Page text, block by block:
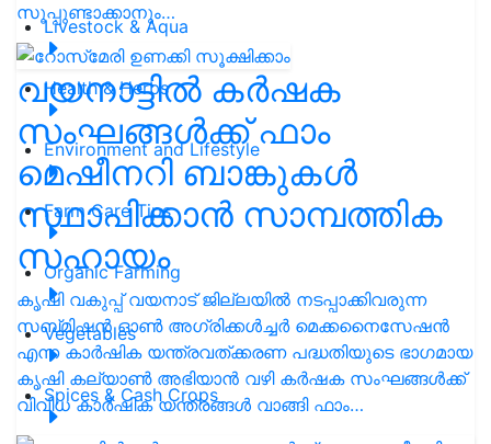
Livestock & Aqua
Health & Herbs
Environment and Lifestyle
Farm Care Tips
Organic Farming
Vegetables
Spices & Cash Crops
സൂപ്പുണ്ടാക്കാനും…
വയനാട്ടിൽ കർഷക
സംഘങ്ങൾക്ക് ഫാം
മെഷീനറി ബാങ്കുകൾ
സ്ഥാപിക്കാൻ സാമ്പത്തിക
സഹായം
കൃഷി വകുപ്പ് വയനാട് ജില്ലയിൽ നടപ്പാക്കിവരുന്ന
സബ്മിഷൻ ഓൺ അഗ്രിക്കൾച്ചർ മെക്കനൈസേഷൻ
എന്ന കാർഷിക യന്ത്രവത്ക്കരണ പദ്ധതിയുടെ ഭാഗമായ
കൃഷി കല്യാൺ അഭിയാൻ വഴി കർഷക സംഘങ്ങൾക്ക്
വിവിധ കാർഷിക യന്ത്രങ്ങൾ വാങ്ങി ഫാം…